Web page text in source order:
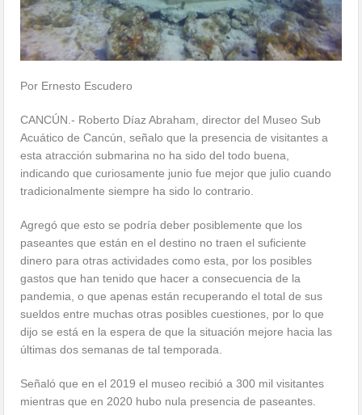
Por Ernesto Escudero
CANCÚN.- Roberto Díaz Abraham, director del Museo Sub
Acuático de Cancún, señalo que la presencia de visitantes a
esta atracción submarina no ha sido del todo buena,
indicando que curiosamente junio fue mejor que julio cuando
tradicionalmente siempre ha sido lo contrario.
Agregó que esto se podría deber posiblemente que los
paseantes que están en el destino no traen el suficiente
dinero para otras actividades como esta, por los posibles
gastos que han tenido que hacer a consecuencia de la
pandemia, o que apenas están recuperando el total de sus
sueldos entre muchas otras posibles cuestiones, por lo que
dijo se está en la espera de que la situación mejore hacia las
últimas dos semanas de tal temporada.
Señaló que en el 2019 el museo recibió a 300 mil visitantes
mientras que en 2020 hubo nula presencia de paseantes.